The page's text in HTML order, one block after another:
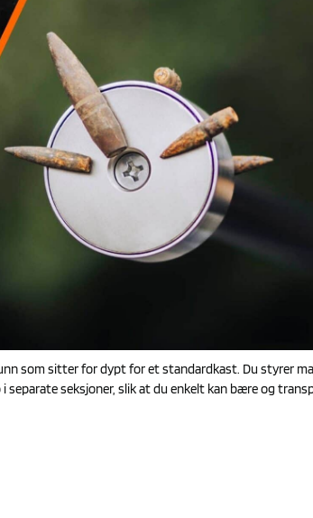
som sitter for dypt for et standardkast. Du styrer
separate seksjoner, slik at du enkelt kan bære og